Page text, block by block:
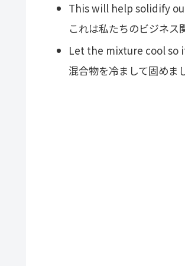
This will help solidify
これは私たちのビジネス
Let the mixture cool so
混合物を冷まして固めま